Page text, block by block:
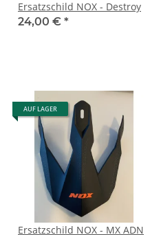
Ersatzschild NOX - Destroy
24,00 € *
AUF LAGER
Ersatzschild NOX - MX ADN